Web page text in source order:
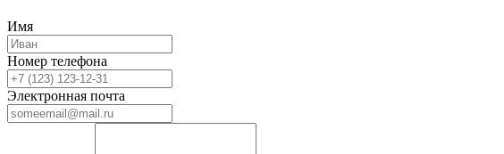
Имя
Номер телефона
Электронная почта